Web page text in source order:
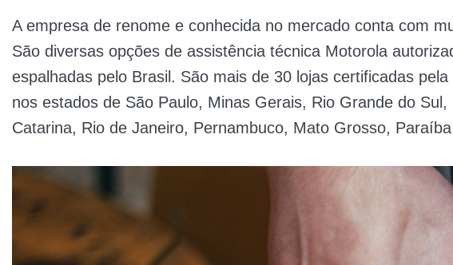
A empresa de renome e conhecida no mercado conta com
São diversas opções de assistência técnica Motorola
espalhadas pelo Brasil. São mais de 30 lojas certificadas
nos estados de São Paulo, Minas Gerais, Rio Grande do Sul,
Catarina, Rio de Janeiro, Pernambuco, Mato Grosso,